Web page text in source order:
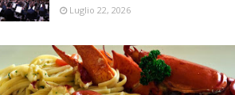
Luglio 22, 2026